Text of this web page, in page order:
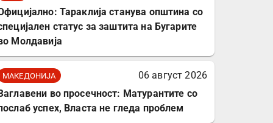
Тараклија станува општина со
статус за заштита на Бугарите
Молдавија
МАКЕДОНИЈА
06 август 2026
во просечност: Матурантите со
успех, Власта не гледа проблем